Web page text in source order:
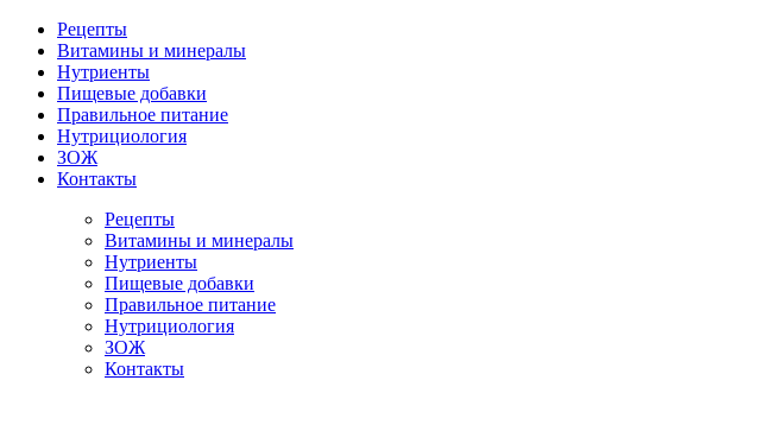
Рецепты
Витамины и минералы
Нутриенты
Пищевые добавки
Правильное питание
Нутрициология
ЗОЖ
Контакты
Рецепты
Витамины и минералы
Нутриенты
Пищевые добавки
Правильное питание
Нутрициология
ЗОЖ
Контакты